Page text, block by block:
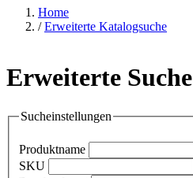
Home
/ Erweiterte Katalogsuche
Erweiterte Suche
Sucheinstellungen
Produktname
SKU